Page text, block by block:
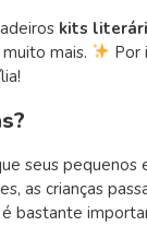
kits
mais.
Por
seus
as crianças
é bastante